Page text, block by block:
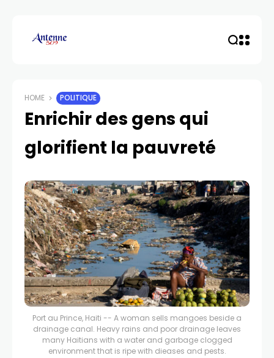
HOME POLITIQUE
Enrichir des gens qui
glorifient la pauvreté
Port au Prince, Haiti -- A woman sells mangoes beside a
drainage canal. Heavy rains and poor drainage leaves
many Haitians with a water and garbage clogged
environment that is ripe with dieases and pests.